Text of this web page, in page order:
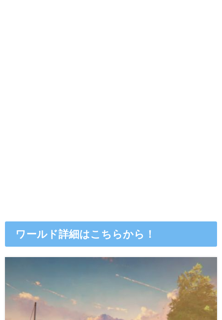
ワールド詳細はこちらから！